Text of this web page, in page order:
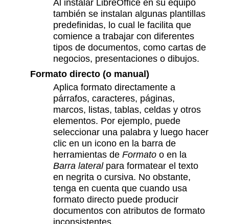
Al instalar LibreOffice en su equipo
también se instalan algunas plantillas
predefinidas, lo cual le facilita que
comience a trabajar con diferentes
tipos de documentos, como cartas de
negocios, presentaciones o dibujos.
Formato directo (o manual)
Aplica formato directamente a
párrafos, caracteres, páginas,
marcos, listas, tablas, celdas y otros
elementos. Por ejemplo, puede
seleccionar una palabra y luego hacer
clic en un icono en la barra de
herramientas de Formato o en la
Barra lateralpara formatear el texto
en negrita o cursiva. No obstante,
tenga en cuenta que cuando usa
formato directo puede producir
documentos con atributos de formato
inconsistentes.